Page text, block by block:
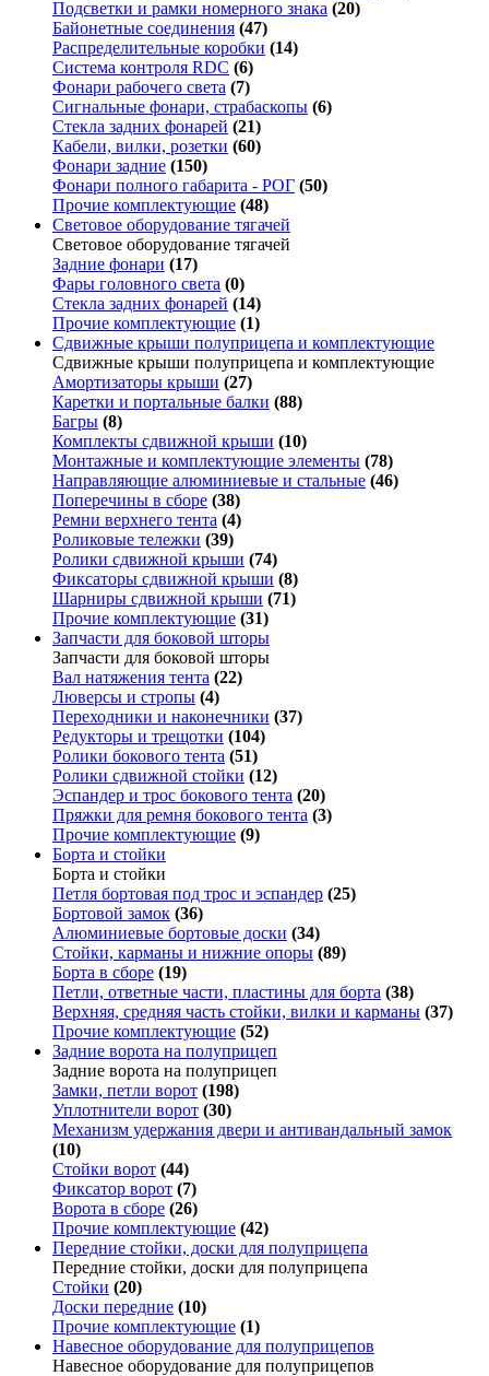
Подсветки и рамки номерного знака (20)
Байонетные соединения (47)
Распределительные коробки (14)
Система контроля RDC (6)
Фонари рабочего света (7)
Сигнальные фонари, страбаскопы (6)
Стекла задних фонарей (21)
Кабели, вилки, розетки (60)
Фонари задние (150)
Фонари полного габарита - РОГ (50)
Прочие комплектующие (48)
Световое оборудование тягачей
Световое оборудование тягачей
Задние фонари (17)
Фары головного света (0)
Стекла задних фонарей (14)
Прочие комплектующие (1)
Сдвижные крыши полуприцепа и комплектующие
Сдвижные крыши полуприцепа и комплектующие
Амортизаторы крыши (27)
Каретки и портальные балки (88)
Багры (8)
Комплекты сдвижной крыши (10)
Монтажные и комплектующие элементы (78)
Направляющие алюминиевые и стальные (46)
Поперечины в сборе (38)
Ремни верхнего тента (4)
Роликовые тележки (39)
Ролики сдвижной крыши (74)
Фиксаторы сдвижной крыши (8)
Шарниры сдвижной крыши (71)
Прочие комплектующие (31)
Запчасти для боковой шторы
Запчасти для боковой шторы
Вал натяжения тента (22)
Люверсы и стропы (4)
Переходники и наконечники (37)
Редукторы и трещотки (104)
Ролики бокового тента (51)
Ролики сдвижной стойки (12)
Эспандер и трос бокового тента (20)
Пряжки для ремня бокового тента (3)
Прочие комплектующие (9)
Борта и стойки
Борта и стойки
Петля бортовая под трос и эспандер (25)
Бортовой замок (36)
Алюминиевые бортовые доски (34)
Стойки, карманы и нижние опоры (89)
Борта в сборе (19)
Петли, ответные части, пластины для борта (38)
Верхняя, средняя часть стойки, вилки и карманы (37)
Прочие комплектующие (52)
Задние ворота на полуприцеп
Задние ворота на полуприцеп
Замки, петли ворот (198)
Уплотнители ворот (30)
Механизм удержания двери и антивандальный замок
(10)
Стойки ворот (44)
Фиксатор ворот (7)
Ворота в сборе (26)
Прочие комплектующие (42)
Передние стойки, доски для полуприцепа
Передние стойки, доски для полуприцепа
Стойки (20)
Доски передние (10)
Прочие комплектующие (1)
Навесное оборудование для полуприцепов
Навесное оборудование для полуприцепов